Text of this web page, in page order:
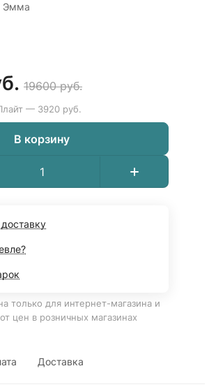
Эмма
19600 руб.
— 3920 руб.
В корзину
только для интернет-магазина и
цен в розничных магазинах
Доставка